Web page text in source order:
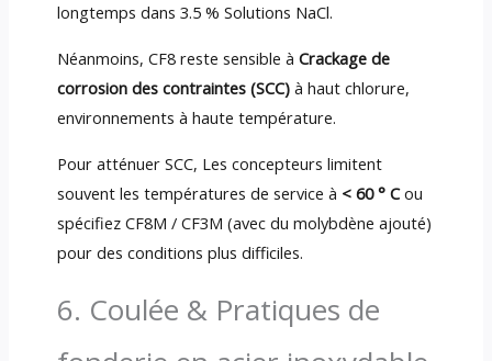
longtemps dans 3.5 % Solutions NaCl.
Néanmoins, CF8 reste sensible à Crackage de
corrosion des contraintes (SCC)à haut chlorure,
environnements à haute température.
Pour atténuer SCC, Les concepteurs limitent
souvent les températures de service à < 60 ° Cou
spécifiez CF8M / CF3M (avec du molybdène ajouté)
pour des conditions plus difficiles.
6. Coulée & Pratiques de